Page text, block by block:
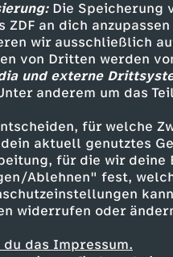
Die Speicherung
ZDF an dich
wir ausschließlich
von Dritten werden
und externe
anderem um das
für welche
aktuell genutztes
für die wir
Ablehnen" fest,
widerrufen oder
das Impressum.
Inhalte
Livestream